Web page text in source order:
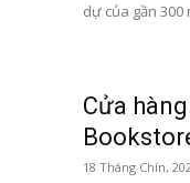
dự của gần
Cửa
18 Tháng Chín,